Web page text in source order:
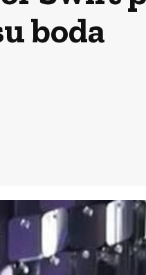
boda